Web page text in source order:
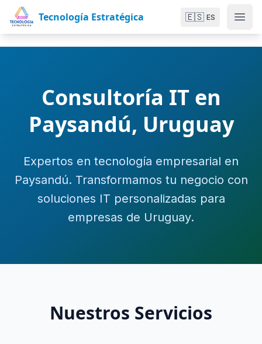
Tecnología Estratégica 🇪🇸 ES
Consultoría IT en
Paysandú, Uruguay
Expertos en tecnología empresarial en
Paysandú. Transformamos tu negocio con
soluciones IT personalizadas para
empresas de Uruguay.
Nuestros Servicios